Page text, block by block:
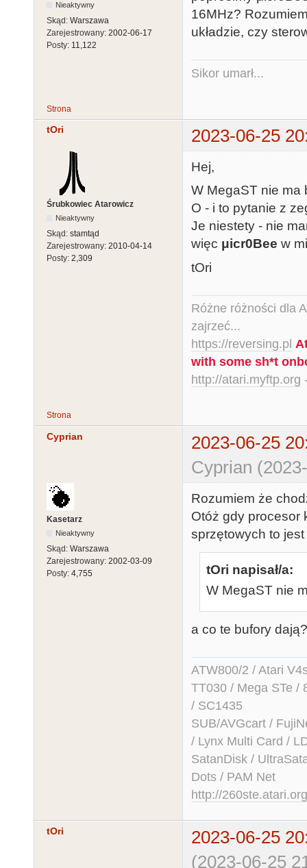
Nieaktywny
Skąd: Warszawa
Zarejestrowany: 2002-06-17
Posty: 11,122
16MHz?
układzie, czy
Sikor umarł...
Strona
tOri 2023-06-25
Śrubkowiec Atarowicz
Nieaktywny
Skąd: stamtąd
Zarejestrowany: 2010-04-14
Posty: 2,309
Hej,
W MegaST nie ma
O - i to pytanie z
Je niestety - nie
więc μicr0Bee w
tOri
Różne różności dla
zajrzeć...
https://reversing.pl
with some sh*t
http://atari.myftp.org
Strona
Cyprian
2023-06-25
Cyprian
Kasetarz
Nieaktywny
Skąd: Warszawa
Zarejestrowany: 2002-03-09
Posty: 4,755
Rozumiem że
Otóż gdy procesor
sprzętowych to
tOri napisał/a:
W MegaST nie
a co te bufory dają?
ATW800/2 / Atari
TT030 / Mega STe /
/ SC1435
SUB/AVGcart /
/ Lynx Multi Card /
SatanDisk /
Dots / PAM Net
http://260ste.atari.org
tOri
2023-06-25
(2023-06-25